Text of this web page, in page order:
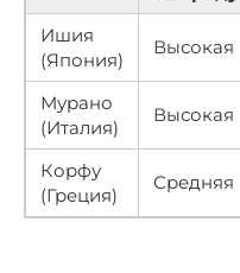
Ишия
(Япония)
Высокая
Мурано
(Италия)
Высокая
Корфу
(Греция)
Средняя